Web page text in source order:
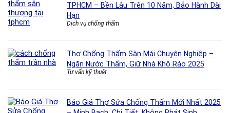
TPHCM – Bền Lâu Trên 10 Năm, Bảo Hành Dài
Hạn
Dịch vụ chống thấm
Thợ Chống Thấm Sàn Mái Chuyên Nghiệp –
Ngăn Nước Thấm, Giữ Nhà Khô Ráo 2025
Tư vấn kỹ thuật
Báo Giá Thợ Sửa Chống Thấm Mới Nhất 2025